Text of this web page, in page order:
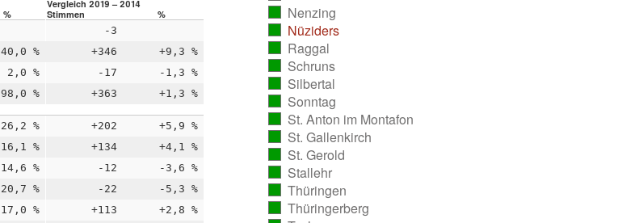
Vergleich 2019 – 2014
% Stimmen %
-3
40,0 % +346 +9,3 %
2,0 % -17 -1,3 %
98,0 % +363 +1,3 %
26,2 % +202 +5,9 %
16,1 % +134 +4,1 %
14,6 % -12 -3,6 %
20,7 % -22 -5,3 %
17,0 % +113 +2,8 %
ausgezählt)
Nenzing
ausgezählt)
Nüziders
ausgezählt)
Raggal
ausgezählt)
Schruns
ausgezählt)
Silbertal
ausgezählt)
Sonntag
ausgezählt)
St. Anton im Montafon
ausgezählt)
St. Gallenkirch
ausgezählt)
St. Gerold
ausgezählt)
Stallehr
ausgezählt)
Thüringen
ausgezählt)
Thüringerberg